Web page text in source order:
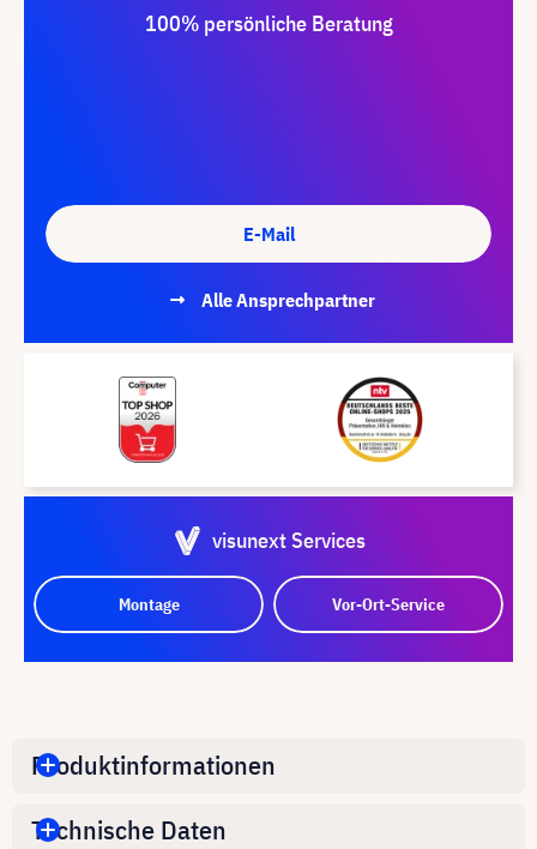
100% persönliche Beratung
E-Mail
Alle Ansprechpartner
visunext Services
Montage Vor-Ort-Service
Produktinformationen
Technische Daten